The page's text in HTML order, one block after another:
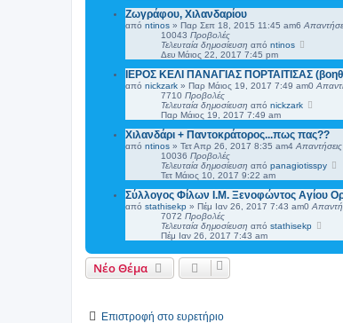
Ζωγράφου, Χιλανδαρίου
από ntinos » Παρ Σεπ 18, 2015 11:45 am6
10043 Προβολές
Τελευταία δημοσίευση από ntinos
Δευ Μάιος 22, 2017 7:45 pm
ΙΕΡΟΣ ΚΕΛΙ ΠΑΝΑΓΙΑΣ ΠΟΡΤΑΙΤΙΣΑΣ
από nickzark » Παρ Μάιος 19, 2017 7:49 am0
7710 Προβολές
Τελευταία δημοσίευση από nickzark
Παρ Μάιος 19, 2017 7:49 am
Χιλανδάρι + Παντοκράτορος...πως πας??
από ntinos » Τετ Απρ 26, 2017 8:35 am4 Απαντήσεις
10036 Προβολές
Τελευταία δημοσίευση από panagiotisspy
Τετ Μάιος 10, 2017 9:22 am
Σύλλογος Φίλων Ι.Μ. Ξενοφώντος Αγίου
από stathisekp » Πέμ Ιαν 26, 2017 7:43 am0
7072 Προβολές
Τελευταία δημοσίευση από stathisekp
Πέμ Ιαν 26, 2017 7:43 am
Νέο Θέμα
Επιστροφή στο ευρετήριο